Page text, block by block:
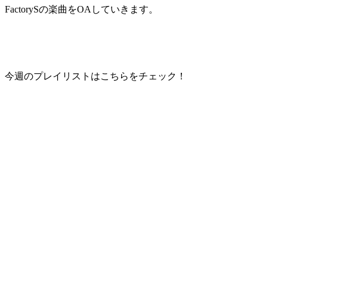
FactorySの楽曲をOAしていきます。
今週のプレイリストはこちらをチェック！